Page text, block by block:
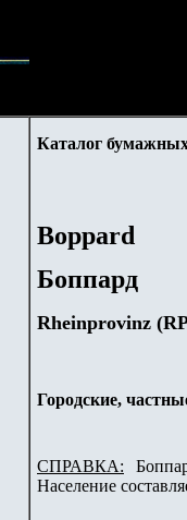
Каталог
Boppard
Боппард
Rheinprovinz (
Городские,
СПРАВКА:
Население